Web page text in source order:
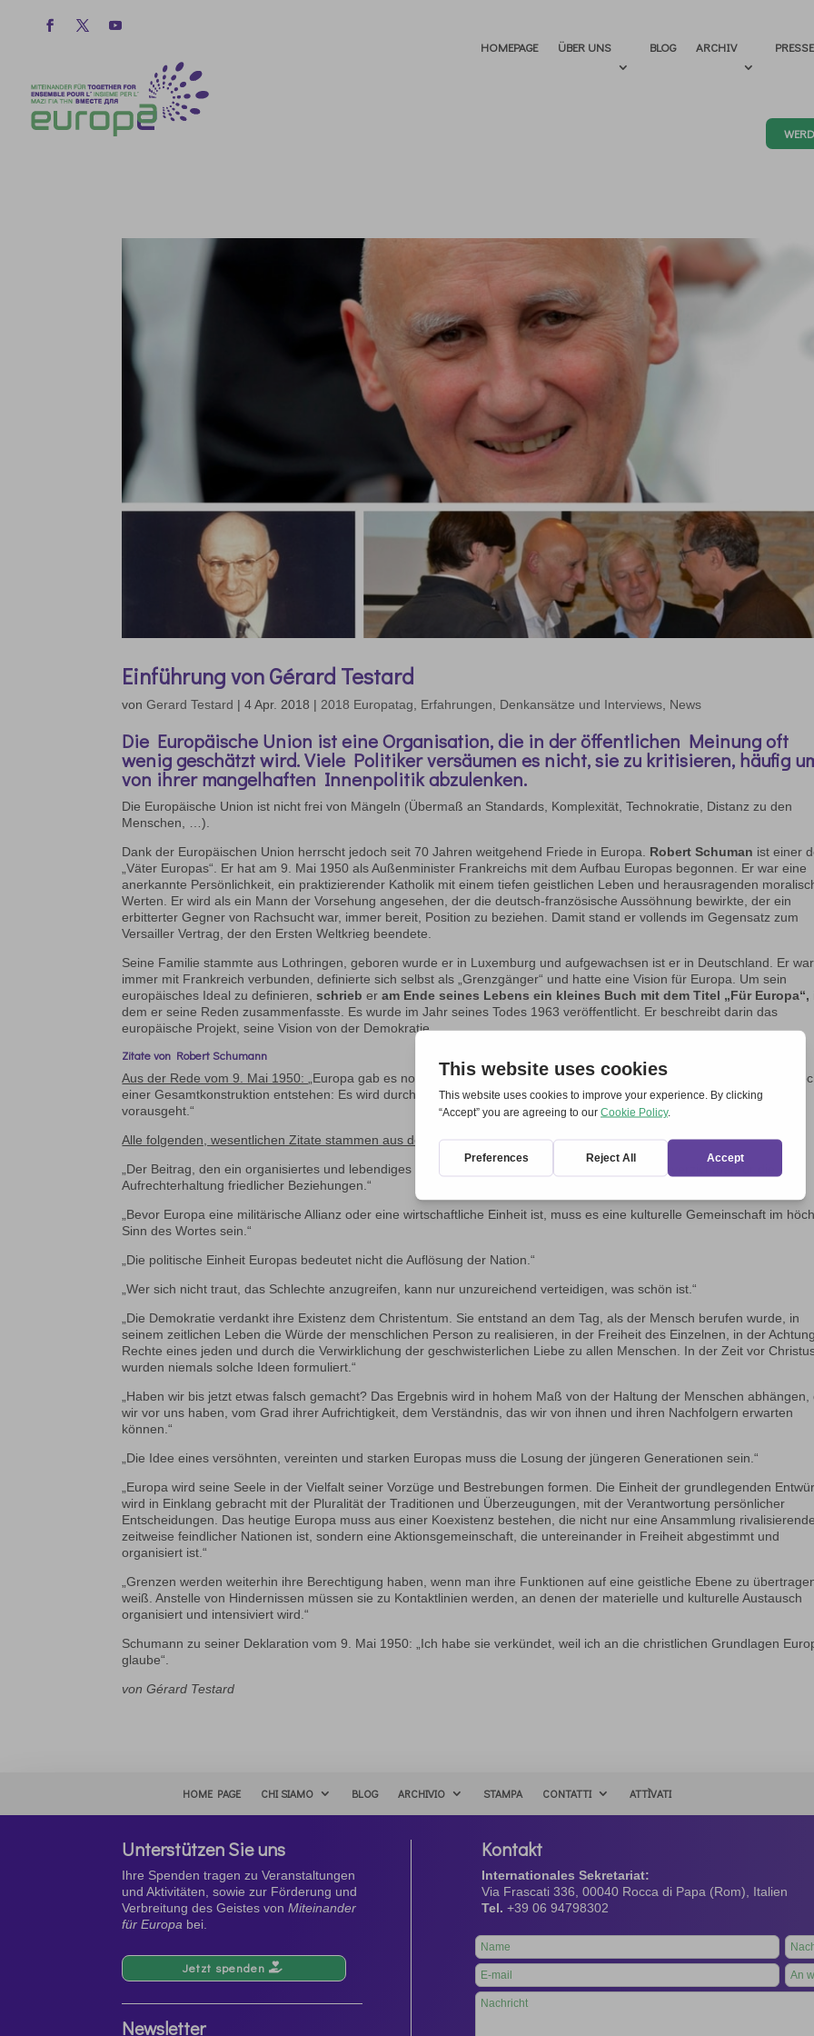
HOMEPAGE ÜBER UNS BLOG ARCHIV PRESSE
Einführung von Gérard Testard
vonGerard Testard |4 Apr. 2018 | 2018 Europatag Erfahrungen, Denkansätze und Interviews News
Die Europäische Union ist eine Organisation, die in der öffentlichen Meinung oft
wenig geschätzt wird. Viele Politiker versäumen es nicht, sie zu kritisieren, häufig
von ihrer mangelhaften Innenpolitik abzulenken.
Die Europäische Union ist nicht frei von Mängeln (Übermaß an Standards, Komplexität, Technokratie, Distanz zu den
Menschen, …).
Dank der Europäischen Union herrscht jedoch seit 70 Jahren weitgehend Friede in Europa. Robert Schuman ist einer
„Väter Europas“. Er hat am 9. Mai 1950 als Außenminister Frankreichs mit dem Aufbau Europas begonnen. Er war eine
anerkannte Persönlichkeit, ein praktizierender Katholik mit einem tiefen geistlichen Leben und herausragenden
Werten. Er wird als ein Mann der Vorsehung angesehen, der die deutsch-französische Aussöhnung bewirkte, der ein
erbitterter Gegner von Rachsucht war, immer bereit, Position zu beziehen. Damit stand er vollends im Gegensatz zum
Versailler Vertrag, der den Ersten Weltkrieg beendete.
Seine Familie stammte aus Lothringen, geboren wurde er in Luxemburg und aufgewachsen ist er in Deutschland. Er war
immer mit Frankreich verbunden, definierte sich selbst als „Grenzgänger“ und hatte eine Vision für Europa. Um sein
europäisches Ideal zu definieren,schrieb er am Ende seines Lebens ein kleines Buch mit dem Titel „Für Europa“,
dem er seine Reden zusammenfasste. Es wurde im Jahr seines Todes 1963 veröffentlicht. Er beschreibt darin das
europäische Projekt, seine Vision von der Demokratie.
Zitate von Robert Schumann
Aus der Rede vom 9. Mai 1950:
„Europa gab es noch nicht, wir waren im Krieg. Europa wird weder auf einen Schlag
einer Gesamtkonstruktion entstehen: Es wird durch konkrete Werke geschaffen, denen zunächst eine reale Solidarität
vorausgeht.“
Alle folgenden, wesentlichen Zitate stammen aus dem Buch „Für Europa“:
„Der Beitrag, den ein organisiertes und lebendiges Europa für die Zivilisation leisten kann, ist unverzichtbar für die
Aufrechterhaltung friedlicher Beziehungen.“
„Bevor Europa eine militärische Allianz oder eine wirtschaftliche Einheit ist, muss es eine kulturelle Gemeinschaft im
Sinn des Wortes sein.“
„Die politische Einheit Europas bedeutet nicht die Auflösung der Nation.“
„Wer sich nicht traut, das Schlechte anzugreifen, kann nur unzureichend verteidigen, was schön ist.“
„Die Demokratie verdankt ihre Existenz dem Christentum. Sie entstand an dem Tag, als der Mensch berufen wurde, in
seinem zeitlichen Leben die Würde der menschlichen Person zu realisieren, in der Freiheit des Einzelnen, in der
Rechte eines jeden und durch die Verwirklichung der geschwisterlichen Liebe zu allen Menschen. In der Zeit vor
wurden niemals solche Ideen formuliert.“
„Haben wir bis jetzt etwas falsch gemacht? Das Ergebnis wird in hohem Maß von der Haltung der Menschen abhängen,
wir vor uns haben, vom Grad ihrer Aufrichtigkeit, dem Verständnis, das wir von ihnen und ihren Nachfolgern erwarten
können.“
„Die Idee eines versöhnten, vereinten und starken Europas muss die Losung der jüngeren Generationen sein.“
„Europa wird seine Seele in der Vielfalt seiner Vorzüge und Bestrebungen formen. Die Einheit der grundlegenden
wird in Einklang gebracht mit der Pluralität der Traditionen und Überzeugungen, mit der Verantwortung persönlicher
Entscheidungen. Das heutige Europa muss aus einer Koexistenz bestehen, die nicht nur eine Ansammlung
zeitweise feindlicher Nationen ist, sondern eine Aktionsgemeinschaft, die untereinander in Freiheit abgestimmt und
organisiert ist.“
„Grenzen werden weiterhin ihre Berechtigung haben, wenn man ihre Funktionen auf eine geistliche Ebene zu
weiß. Anstelle von Hindernissen müssen sie zu Kontaktlinien werden, an denen der materielle und kulturelle Austausch
organisiert und intensiviert wird.“
Schumann zu seiner Deklaration vom 9. Mai 1950: „Ich habe sie verkündet, weil ich an die christlichen Grundlagen
glaube“.
von Gérard Testard
HOME PAGE CHI SIAMO BLOG ARCHIVIO STAMPA CONTATTI ATTÌVATI
Unterstützen Sie uns
Ihre Spenden tragen zu Veranstaltungen
und Aktivitäten, sowie zur Förderung und
Verbreitung des Geistes vonMiteinander
für Europa bei.
Jetzt spenden
Newsletter
Kontakt
Internationales Sekretariat:
Via Frascati 336, 00040 Rocca di Papa (Rom), Italien
Tel. +39 06 94798302
Leave
this
field
blank